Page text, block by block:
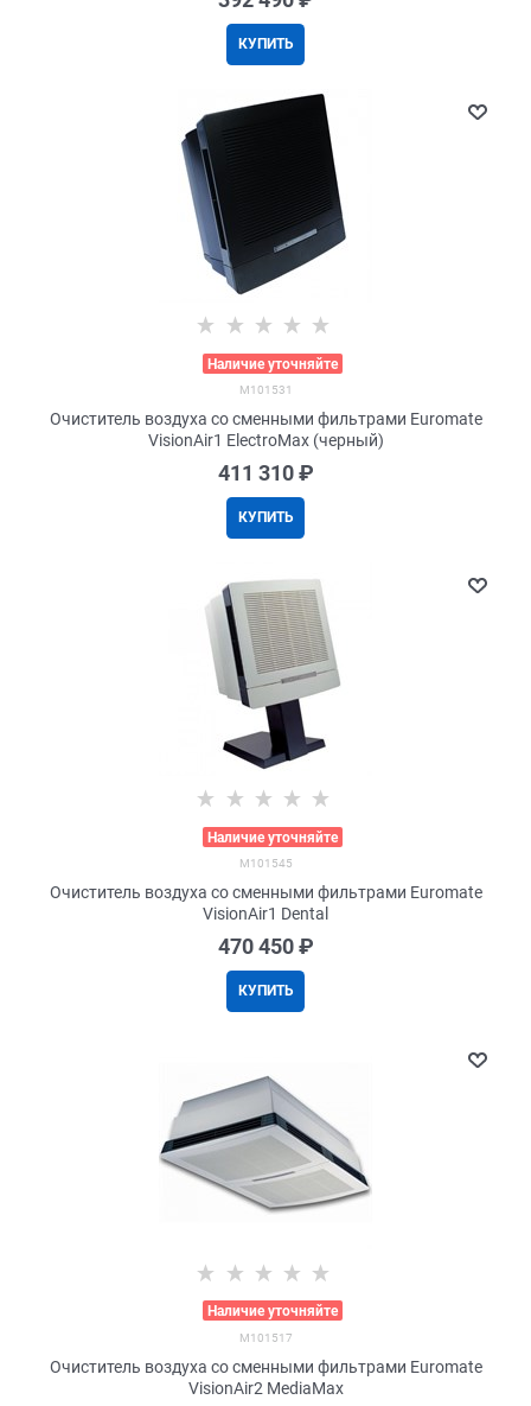
КУПИТЬ
Наличие уточняйте
M101531
Очиститель воздуха со сменными фильтрами Euromate
VisionAir1 ElectroMax (черный)
411 310 ₽
КУПИТЬ
Наличие уточняйте
M101545
Очиститель воздуха со сменными фильтрами Euromate
VisionAir1 Dental
470 450 ₽
КУПИТЬ
Наличие уточняйте
M101517
Очиститель воздуха со сменными фильтрами Euromate
VisionAir2 MediaMax